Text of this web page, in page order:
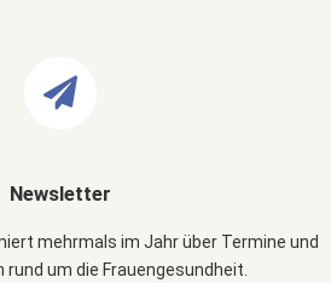
Newsletter
mehrmals im Jahr über Termine und
um die Frauengesundheit.